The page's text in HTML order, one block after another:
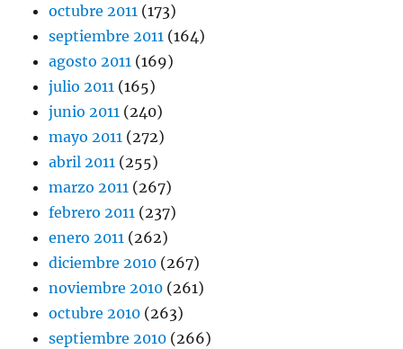
octubre 2011 (173)
septiembre 2011 (164)
agosto 2011 (169)
julio 2011 (165)
junio 2011 (240)
mayo 2011 (272)
abril 2011 (255)
marzo 2011 (267)
febrero 2011 (237)
enero 2011 (262)
diciembre 2010 (267)
noviembre 2010 (261)
octubre 2010 (263)
septiembre 2010 (266)